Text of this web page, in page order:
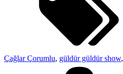
Çağlar Çorumlu, güldür güldür show,